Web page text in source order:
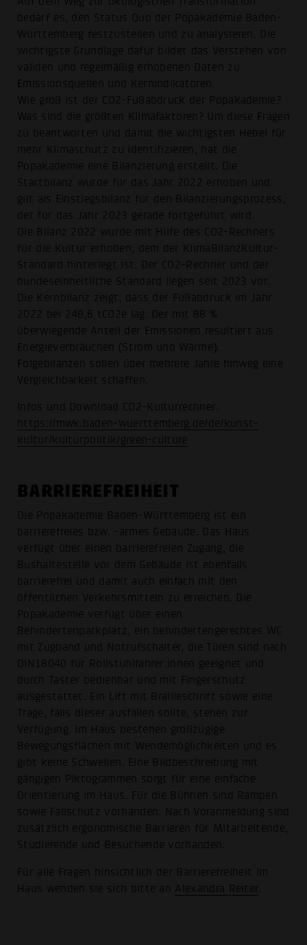
bedarf es, den Status Quo der Popakademie Baden-
Württemberg festzustellen und zu analysieren. Die
wichtigste Grundlage dafür bildet das Verstehen von
validen und regelmäßig erhobenen Daten zu
Emissionsquellen und Kernindikatoren.
Wie groß ist der CO2-Fußabdruck der Popakademie?
Was sind die größten Klimafaktoren? Um diese Fragen
zu beantworten und damit die wichtigsten Hebel für
mehr Klimaschutz zu identifizieren, hat die
Popakademie eine Bilanzierung erstellt. Die
Startbilanz wurde für das Jahr 2022 erhoben und
gilt als Einstiegsbilanz für den Bilanzierungsprozess,
der für das Jahr 2023 gerade fortgeführt wird.
Die Bilanz 2022 wurde mit Hilfe des CO2-Rechners
für die Kultur erhoben, dem der KlimaBilanzKultur-
Standard hinterlegt ist. Der CO2-Rechner und der
bundeseinheitliche Standard liegen seit 2023 vor.
Die Kernbilanz zeigt, dass der Fußabdruck im Jahr
2022 bei 248,6 tCO2e lag. Der mit 88 %
überwiegende Anteil der Emissionen resultiert aus
Energieverbräuchen (Strom und Wärme).
Folgebilanzen sollen über mehrere Jahre hinweg eine
Vergleichbarkeit schaffen.
Infos und Download CO2-Kulturrechner:
https://mwk.baden-wuerttemberg.de/de/kunst-
kultur/kulturpolitik/green-culture
BARRIEREFREIHEIT
Die Popakademie Baden-Württemberg ist ein
barrierefreies bzw. -armes Gebäude. Das Haus
verfügt über einen barrierefreien Zugang, die
Bushaltestelle vor dem Gebäude ist ebenfalls
barrierefrei und damit auch einfach mit den
öffentlichen Verkehrsmitteln zu erreichen. Die
Popakademie verfügt über einen
Behindertenparkplatz, ein behindertengerechtes WC
mit Zugband und Notrufschalter, die Türen sind nach
DIN18040 für Rollstuhlfahrer:innen geeignet und
durch Taster bedienbar und mit Fingerschutz
ausgestattet. Ein Lift mit Brailleschrift sowie eine
Trage, falls dieser ausfallen sollte, stehen zur
Verfügung. Im Haus bestehen großzügige
Bewegungsflächen mit Wendemöglichkeiten und es
gibt keine Schwellen. Eine Bildbeschreibung mit
gängigen Piktogrammen sorgt für eine einfache
Orientierung im Haus. Für die Bühnen sind Rampen
sowie Fallschutz vorhanden. Nach Voranmeldung sind
zusätzlich ergonomische Barrieren für Mitarbeitende,
Studierende und Besuchende vorhanden.
Für alle Fragen hinsichtlich der Barrierefreiheit im
Haus wenden sie sich bitte an Alexandra Reiter